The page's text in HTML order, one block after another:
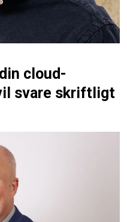
cloud-
svare skriftligt